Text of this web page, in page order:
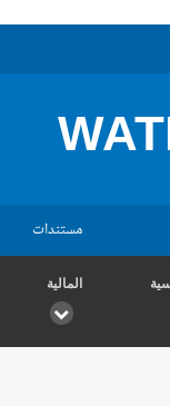
مستندات
المالية